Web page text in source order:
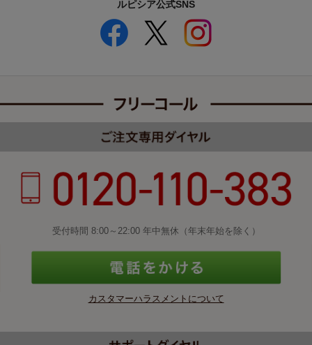
ルピシア公式SNS
受付時間 8:00～22:00 年中無休（年末年始を除く）
カスタマーハラスメントについて